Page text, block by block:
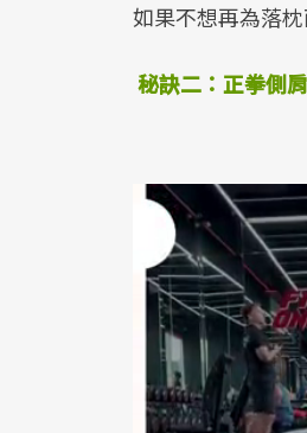
如果不想再為落
秘訣二：正拳側